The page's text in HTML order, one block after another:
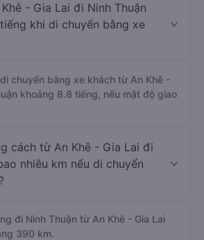
- Gia Lai đi Ninh Thuận
khi di chuyển bằng xe
chuyển bằng xe khách từ An Khê -
khoảng 8.8 tiếng, nếu mật độ giao
cách từ An Khê - Gia Lai đi
nhiêu km nếu di chuyển
đi Ninh Thuận từ An Khê - Gia Lai
390 km.